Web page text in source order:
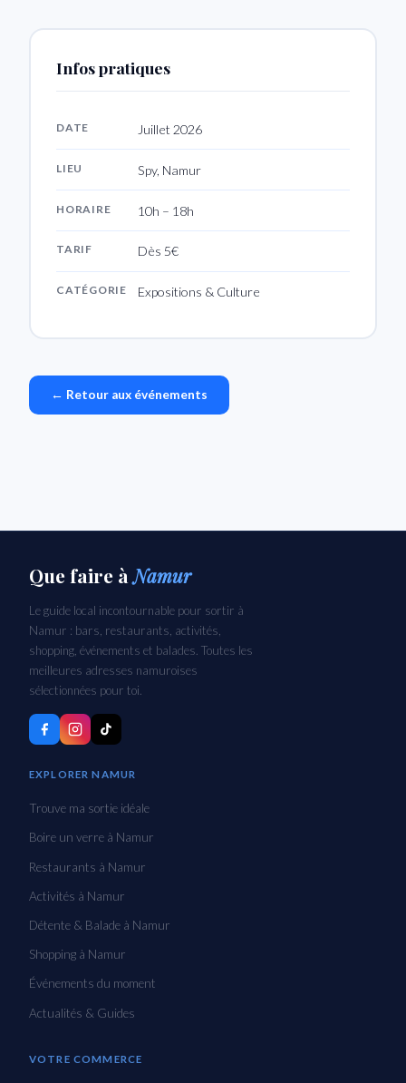
Infos pratiques
DATE Juillet 2026
LIEU Spy, Namur
HORAIRE 10h – 18h
TARIF Dès 5€
CATÉGORIE Expositions & Culture
← Retour aux événements
Que faire àNamur
Le guide local incontournable pour sortir à
Namur : bars, restaurants, activités,
shopping, événements et balades. Toutes les
meilleures adresses namuroises
sélectionnées pour toi.
EXPLORER NAMUR
Trouve ma sortie idéale
Boire un verre à Namur
Restaurants à Namur
Activités à Namur
Détente & Balade à Namur
Shopping à Namur
Événements du moment
Actualités & Guides
VOTRE COMMERCE